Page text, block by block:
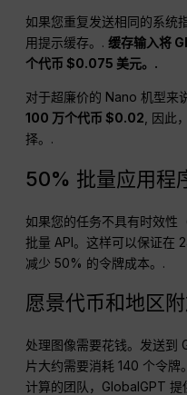
如果您重复发送相同的系统
用提示缓存。.缓存输入将
个代币 $0.075 美元。.
对于超廉价的 Nano 机型来
100 万个代币 $0.02 , 因此
择。.
50% 批量应用程
如果您的任务不具有时效性
批量 API。这样可以保证在
减少 50% 的令牌成本。.
愿景代币和地区
处理图像需要花钱。发送到
片大约需要消耗 140 个令牌
计算的团队，GlobalGPT